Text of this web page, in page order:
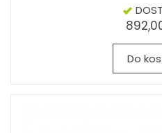
Do